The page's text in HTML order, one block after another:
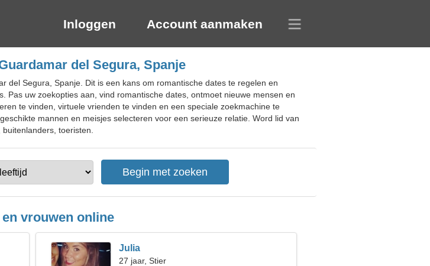
Inloggen Account aanmaken
del Segura, Spanje
del Segura, Spanje. Dit is een kans om romantische dates te regelen en
Pas uw zoekopties aan, vind romantische dates, ontmoet nieuwe mensen en
te vinden, virtuele vrienden te vinden en een speciale zoekmachine te
mannen en meisjes selecteren voor een serieuze relatie. Word lid van
toeristen.
en vrouwen online
Julia
27 jaar, Stier